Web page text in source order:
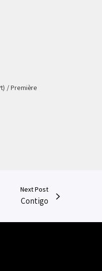
/ Première
Next Post
Contigo